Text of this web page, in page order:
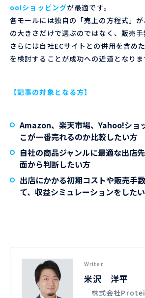
oo!ショッピングが最適です。
各モールには独自の「売上の方程式」
の大きさだけで選ぶのではなく、販売手
さらには自社ECサイトとの併用を含め
を検討することが成功への近道となりま
【記事の対象となる方】
Amazon、楽天市場、Yahoo!ショ
こが一番売れるのか比較したい方
自社の商品ジャンルに最適な出店先
面から判断したい方
出店にかかる初期コストや販売手
て、 収益シミュレーションをした
Writer
米沢 洋平
株式会社